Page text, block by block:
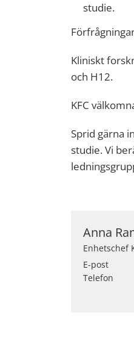
studie.
Kliniskt
och H12.
KFC
Sprid gärna
studie. Vi
Anna
Enhetschef
E-post
Telefon